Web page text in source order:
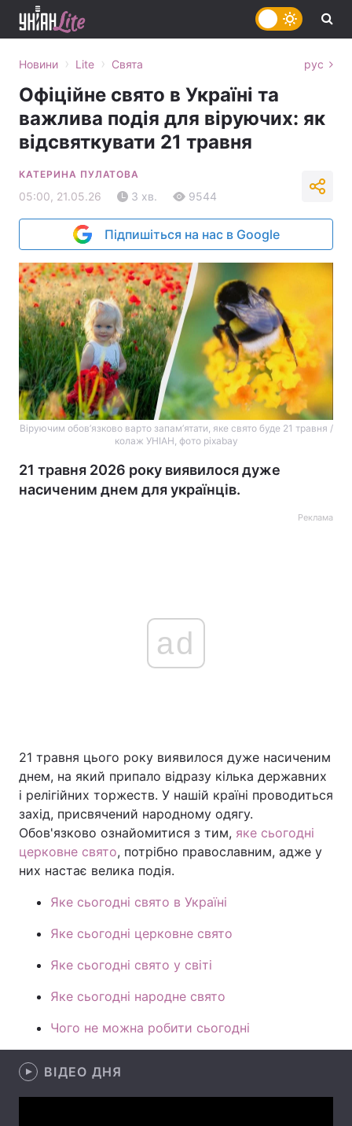
Головна Війна
Україна Політика
Економіка Світ
Спорт
Техно і зв'язок Лайт
Екологія Регіони
Лонгріди
Новини › Lite › Свята рус
Офіційне свято в Україні та
важлива подія для віруючих: як
відсвяткувати 21 травня
КАТЕРИНА ПУЛАТОВА
05:00, 21.05.26 3 хв. 9544
Підпишіться на нас в Google
Віруючим обов’язково варто запам’ятати, яке свято буде 21 травня /
колаж УНІАН, фото pixabay
21 травня 2026 року виявилося дуже
насиченим днем для українців.
Реклама
ad
21 травня цього року виявилося дуже насиченим
днем, на який припало відразу кілька державних
і релігійних торжеств. У нашій країні проводиться
захід, присвячений народному одягу.
Обов'язково ознайомитися з тим, яке сьогодні
церковне свято, потрібно православним, адже у
них настає велика подія.
Яке сьогодні свято в Україні
Яке сьогодні церковне свято
Яке сьогодні свято у світі
Яке сьогодні народне свято
Чого не можна робити сьогодні
ВІДЕО ДНЯ